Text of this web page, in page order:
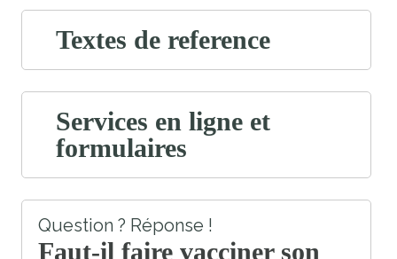
Textes de reference
Services en ligne et
formulaires
Question ? Réponse !
Faut-il faire vacciner son